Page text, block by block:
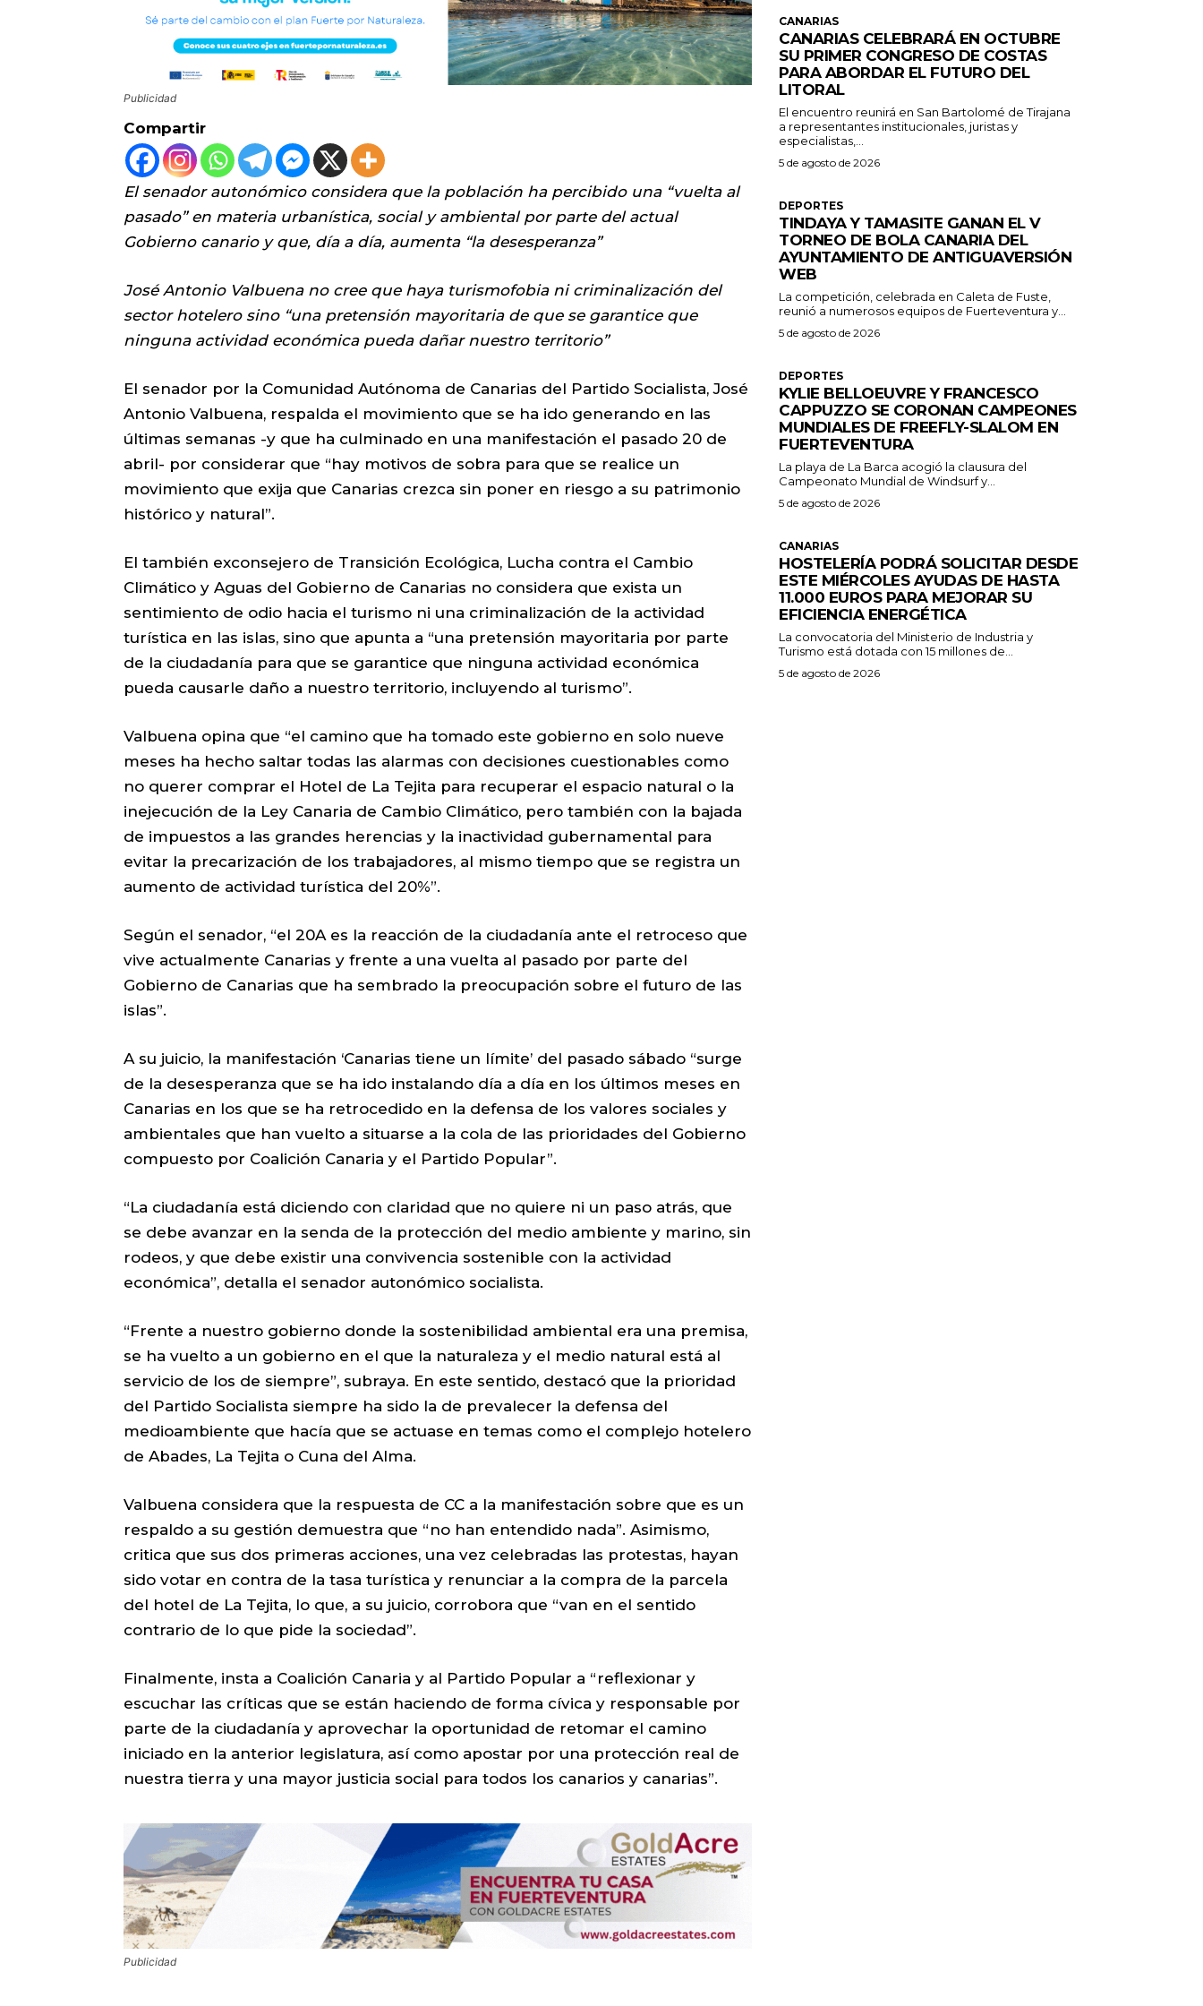
Publicidad
Compartir
El senador autonómico considera que la población ha percibido una “vuelta al
pasado” en materia urbanística, social y ambiental por parte del actual
Gobierno canario y que, día a día, aumenta “la desesperanza”
José Antonio Valbuena no cree que haya turismofobia ni criminalización del
sector hotelero sino “una pretensión mayoritaria de que se garantice que
ninguna actividad económica pueda dañar nuestro territorio”
El senador por la Comunidad Autónoma de Canarias del Partido Socialista, José
Antonio Valbuena, respalda el movimiento que se ha ido generando en las
últimas semanas -y que ha culminado en una manifestación el pasado 20 de
abril- por considerar que “hay motivos de sobra para que se realice un
movimiento que exija que Canarias crezca sin poner en riesgo a su patrimonio
histórico y natural”.
El también exconsejero de Transición Ecológica, Lucha contra el Cambio
Climático y Aguas del Gobierno de Canarias no considera que exista un
sentimiento de odio hacia el turismo ni una criminalización de la actividad
turística en las islas, sino que apunta a “una pretensión mayoritaria por parte
de la ciudadanía para que se garantice que ninguna actividad económica
pueda causarle daño a nuestro territorio, incluyendo al turismo”.
Valbuena opina que “el camino que ha tomado este gobierno en solo nueve
meses ha hecho saltar todas las alarmas con decisiones cuestionables como
no querer comprar el Hotel de La Tejita para recuperar el espacio natural o la
inejecución de la Ley Canaria de Cambio Climático, pero también con la bajada
de impuestos a las grandes herencias y la inactividad gubernamental para
evitar la precarización de los trabajadores, al mismo tiempo que se registra un
aumento de actividad turística del 20%”.
Según el senador, “el 20A es la reacción de la ciudadanía ante el retroceso que
vive actualmente Canarias y frente a una vuelta al pasado por parte del
Gobierno de Canarias que ha sembrado la preocupación sobre el futuro de las
islas”.
A su juicio, la manifestación ‘Canarias tiene un límite’ del pasado sábado “surge
de la desesperanza que se ha ido instalando día a día en los últimos meses en
Canarias en los que se ha retrocedido en la defensa de los valores sociales y
ambientales que han vuelto a situarse a la cola de las prioridades del Gobierno
compuesto por Coalición Canaria y el Partido Popular”.
“La ciudadanía está diciendo con claridad que no quiere ni un paso atrás, que
se debe avanzar en la senda de la protección del medio ambiente y marino, sin
rodeos, y que debe existir una convivencia sostenible con la actividad
económica”, detalla el senador autonómico socialista.
“Frente a nuestro gobierno donde la sostenibilidad ambiental era una premisa,
se ha vuelto a un gobierno en el que la naturaleza y el medio natural está al
servicio de los de siempre”, subraya. En este sentido, destacó que la prioridad
del Partido Socialista siempre ha sido la de prevalecer la defensa del
medioambiente que hacía que se actuase en temas como el complejo hotelero
de Abades, La Tejita o Cuna del Alma.
Valbuena considera que la respuesta de CC a la manifestación sobre que es un
respaldo a su gestión demuestra que “no han entendido nada”. Asimismo,
critica que sus dos primeras acciones, una vez celebradas las protestas, hayan
sido votar en contra de la tasa turística y renunciar a la compra de la parcela
del hotel de La Tejita, lo que, a su juicio, corrobora que “van en el sentido
contrario de lo que pide la sociedad”.
Finalmente, insta a Coalición Canaria y al Partido Popular a “reflexionar y
escuchar las críticas que se están haciendo de forma cívica y responsable por
parte de la ciudadanía y aprovechar la oportunidad de retomar el camino
iniciado en la anterior legislatura, así como apostar por una protección real de
nuestra tierra y una mayor justicia social para todos los canarios y canarias”.
Publicidad
CANARIAS
CANARIAS CELEBRARÁ EN OCTUBRE
SU PRIMER CONGRESO DE COSTAS
PARA ABORDAR EL FUTURO DEL
LITORAL
El encuentro reunirá en San Bartolomé de Tirajana
a representantes institucionales, juristas y
especialistas,...
5 de agosto de 2026
DEPORTES
TINDAYA Y TAMASITE GANAN EL V
TORNEO DE BOLA CANARIA DEL
AYUNTAMIENTO DE ANTIGUAVERSIÓN
WEB
La competición, celebrada en Caleta de Fuste,
reunió a numerosos equipos de Fuerteventura y...
5 de agosto de 2026
DEPORTES
KYLIE BELLOEUVRE Y FRANCESCO
CAPPUZZO SE CORONAN CAMPEONES
MUNDIALES DE FREEFLY-SLALOM EN
FUERTEVENTURA
La playa de La Barca acogió la clausura del
Campeonato Mundial de Windsurf y...
5 de agosto de 2026
CANARIAS
HOSTELERÍA PODRÁ SOLICITAR DESDE
ESTE MIÉRCOLES AYUDAS DE HASTA
11.000 EUROS PARA MEJORAR SU
EFICIENCIA ENERGÉTICA
La convocatoria del Ministerio de Industria y
Turismo está dotada con 15 millones de...
5 de agosto de 2026